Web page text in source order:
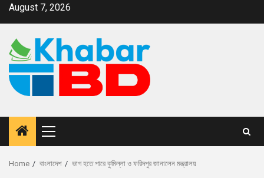
August 7, 2026
Home বাংলাদেশ ভাগ হতে পারে কুমিল্লা ও ফরিদপুর জানালেন মন্ত্রালয়